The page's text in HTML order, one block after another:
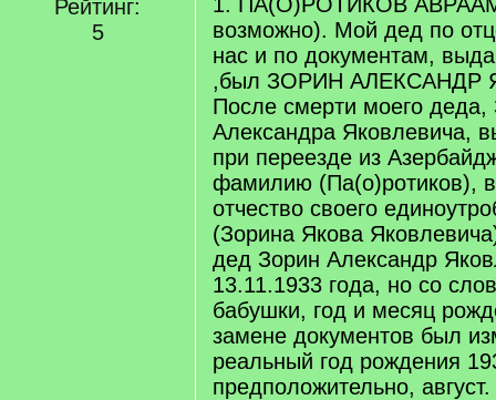
Рейтинг:
5
возможно). Мой дед по
нас и по документам,
,был ЗОРИН АЛЕКСАНДР
После смерти моего деда,
Александра Яковлевича,
при переезде из
фамилию (Па(о)ротиков),
отчество своего
(Зорина Якова
дед Зорин Александр
13.11.1933 года, но со
бабушки, год и месяц
замене документов был
реальный год рождения
предположительно, август.